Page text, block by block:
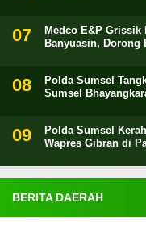
Medco E&P
Banyuasin, Dorong
Polda Sumsel
Sumsel
Polda Sumsel
Wapres Gibran di
BERITA DAERAH